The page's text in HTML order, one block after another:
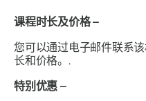
课程时长及价格 –
您可以通过电子邮件联系
长和价格。.
特别优惠 –